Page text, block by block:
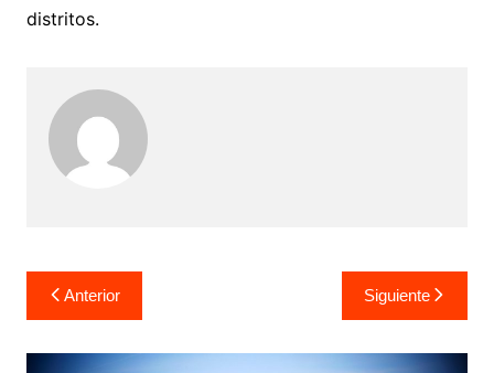
distritos.
Navegación
de
entradas
Anterior Siguiente